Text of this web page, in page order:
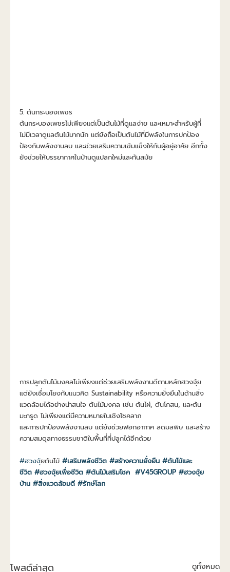
5. ต้นกระบองเพชร
ต้นกระบองเพชรไม่เพียงแต่เป็นต้นไม้ที่ดูแลง่าย และเหมาะสำหรับผู้ที่
ไม่มีเวลาดูแลต้นไม้มากนัก แต่ยังถือเป็นต้นไม้ที่มีพลังในการปกป้อง
ป้องกันพลังงานลบ และช่วยเสริมความเข้มแข็งให้กับผู้อยู่อาศัย อีกทั้ง
ยังช่วยให้บรรยากาศในบ้านดูแปลกใหม่และทันสมัย
การปลูกต้นไม้มงคลไม่เพียงแต่ช่วยเสริมพลังงานดีตามหลักฮวงจุ้ย
แต่ยังเชื่อมโยงกับแนวคิด Sustainability หรือความยั่งยืนในด้านสิ่ง
แวดล้อมได้อย่างน่าสนใจ ต้นไม้มงคล เช่น ต้นไผ่, ต้นโกสน, และต้น
มะกรูด ไม่เพียงแต่มีความหมายในเชิงโชคลาภ
และการปกป้องพลังงานลบ แต่ยังช่วยฟอกอากาศ ลดมลพิษ และสร้าง
ความสมดุลทางธรรมชาติในพื้นที่ที่ปลูกได้อีกด้วย
#ฮวงจุ้ยต้นไม้ #เสริมพลังชีวิต #สร้างความยั่งยืน #ต้นไม้และ
ชีวิต #ฮวงจุ้ยเพื่อชีวิต #ต้นไม้เสริมโชค #V45GROUP #ฮวงจุ้ย
บ้าน #สิ่งแวดล้อมดี #รักษ์โลก
โพสต์ล่าสุด ดูทั้งหมด